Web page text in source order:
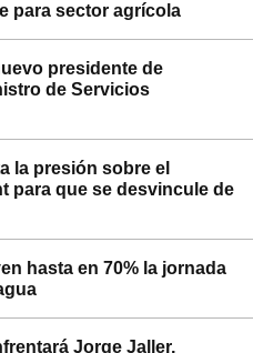
para sector agrícola
presidente de
de Servicios
la presión sobre el
para que se desvincule de
hasta en 70% la jornada
Jorge Jaller,